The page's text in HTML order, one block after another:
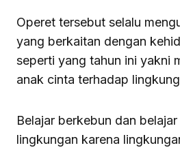
Operet tersebut selalu
yang berkaitan dengan
seperti yang tahun ini yakni
anak cinta terhadap
Belajar berkebun dan
lingkungan karena